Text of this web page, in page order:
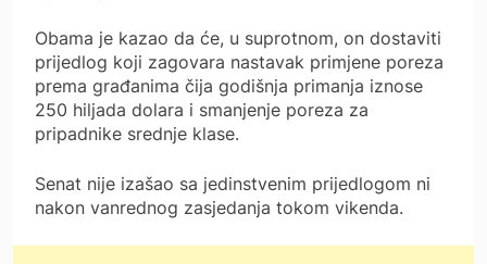
Obama je kazao da će, u suprotnom, on dostaviti
prijedlog koji zagovara nastavak primjene poreza
prema građanima čija godišnja primanja iznose
250 hiljada dolara i smanjenje poreza za
pripadnike srednje klase.
Senat nije izašao sa jedinstvenim prijedlogom ni
nakon vanrednog zasjedanja tokom vikenda.